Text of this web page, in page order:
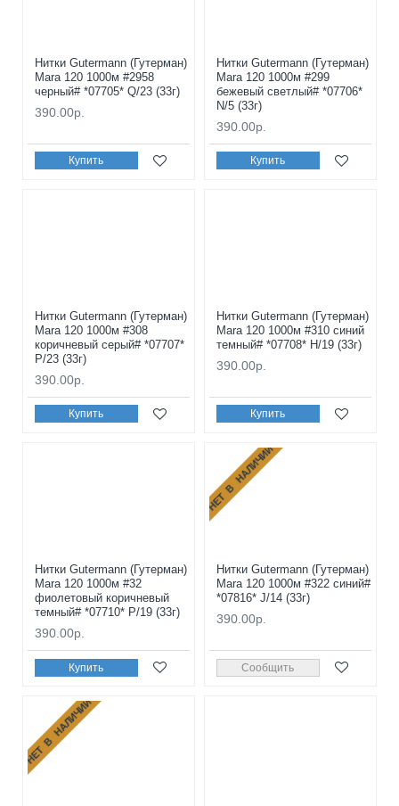
Нитки Gutermann (Гутерман)
Mara 120 1000м #2958
черный# *07705* Q/23 (33г)
390.00р.
Купить
Нитки Gutermann (Гутерман)
Mara 120 1000м #299
бежевый светлый# *07706*
N/5 (33г)
390.00р.
Купить
Нитки Gutermann (Гутерман)
Mara 120 1000м #308
коричневый серый# *07707*
P/23 (33г)
390.00р.
Купить
Нитки Gutermann (Гутерман)
Mara 120 1000м #310 синий
темный# *07708* H/19 (33г)
390.00р.
Купить
Нитки Gutermann (Гутерман)
Mara 120 1000м #32
фиолетовый коричневый
темный# *07710* P/19 (33г)
390.00р.
Купить
НЕТ В НАЛИЧИИ
Нитки Gutermann (Гутерман)
Mara 120 1000м #322 синий#
*07816* J/14 (33г)
390.00р.
Сообщить
НЕТ В НАЛИЧИИ